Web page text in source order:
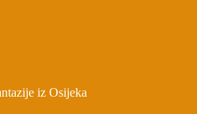
iz Osijeka